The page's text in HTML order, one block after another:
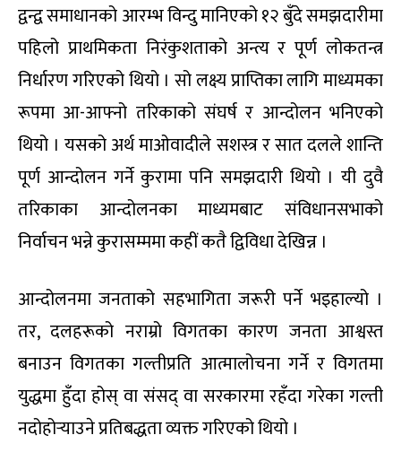
द्वन्द्व समाधानको आरम्भ विन्दु मानिएको १२ बुँदे समझदारीमा
पहिलो प्राथमिकता निरंकुशताको अन्त्य र पूर्ण लोकतन्त्र
निर्धारण गरिएको थियो । सो लक्ष्य प्राप्तिका लागि माध्यमका
रूपमा आ-आफ्नो तरिकाको संघर्ष र आन्दोलन भनिएको
थियो । यसको अर्थ माओवादीले सशस्त्र र सात दलले शान्ति
पूर्ण आन्दोलन गर्ने कुरामा पनि समझदारी थियो । यी दुवै
तरिकाका आन्दोलनका माध्यमबाट संविधानसभाको
निर्वाचन भन्ने कुरासम्ममा कहीं कतै द्विविधा देखिन्न ।
आन्दोलनमा जनताको सहभागिता जरूरी पर्ने भइहाल्यो ।
तर, दलहरूको नराम्रो विगतका कारण जनता आश्वस्त
बनाउन विगतका गल्तीप्रति आत्मालोचना गर्ने र विगतमा
युद्धमा हुँदा होस् वा संसद् वा सरकारमा रहँदा गरेका गल्ती
नदोहोर्‍याउने प्रतिबद्धता व्यक्त गरिएको थियो ।